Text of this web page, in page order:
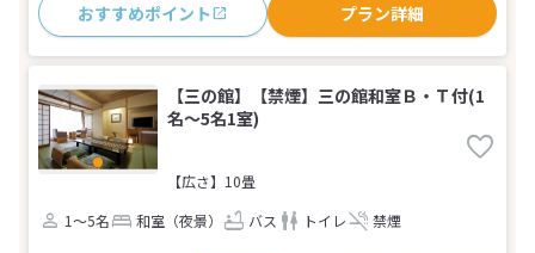
おすすめポイント プラン詳細
【三の館】【禁煙】三の館和室Ｂ・Ｔ付(1
名～5名1室)
【広さ】10畳
1～5名
和室（夜景） バス トイレ 禁煙